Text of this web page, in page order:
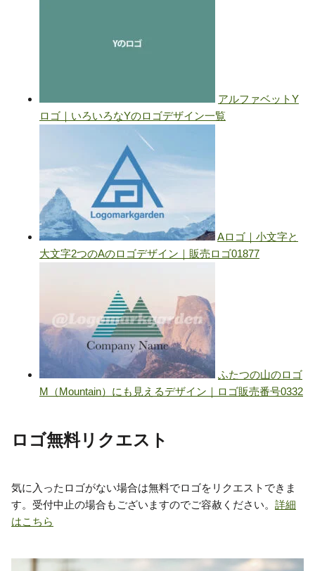
ロゴ無料リクエスト
気に入ったロゴがない場合は無料でロゴをリクエストできま
す。受付中止の場合もございますのでご容赦ください。 詳細
はこちら